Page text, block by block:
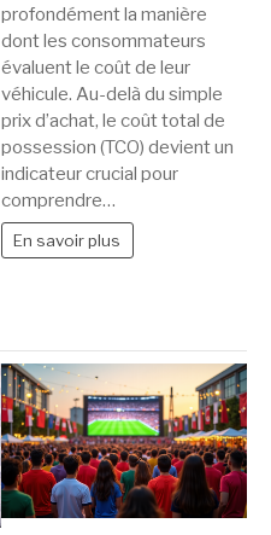
profondément la manière
dont les consommateurs
évaluent le coût de leur
véhicule. Au-delà du simple
prix d’achat, le coût total de
possession (TCO) devient un
indicateur crucial pour
comprendre…
En savoir plus